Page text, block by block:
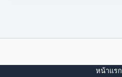
หน้าแรก